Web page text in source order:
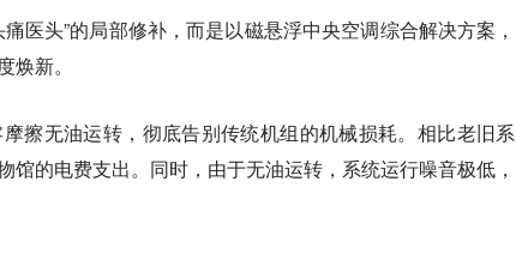
医头”的局部修补，而是以磁悬浮中央空调综合解决方案，
新。
擦无油运转，彻底告别传统机组的机械损耗。相比老旧系
的电费支出。同时，由于无油运转，系统运行噪音极低，